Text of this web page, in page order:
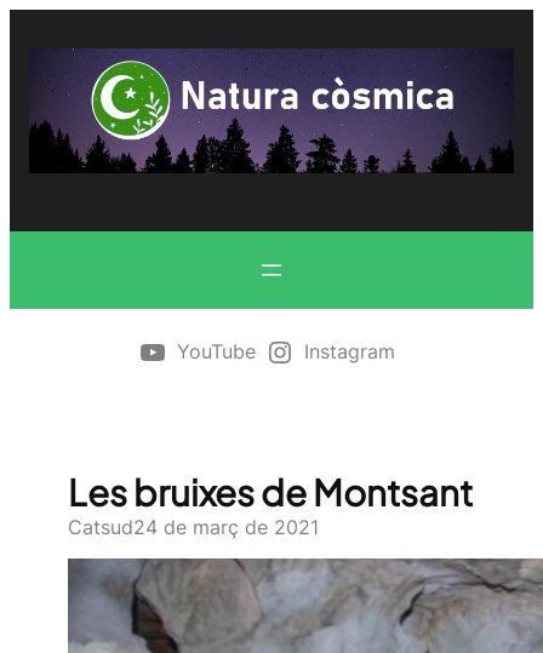
contingut
YouTube Instagram
Les bruixes de Montsant
Catsud24 de març de 2021